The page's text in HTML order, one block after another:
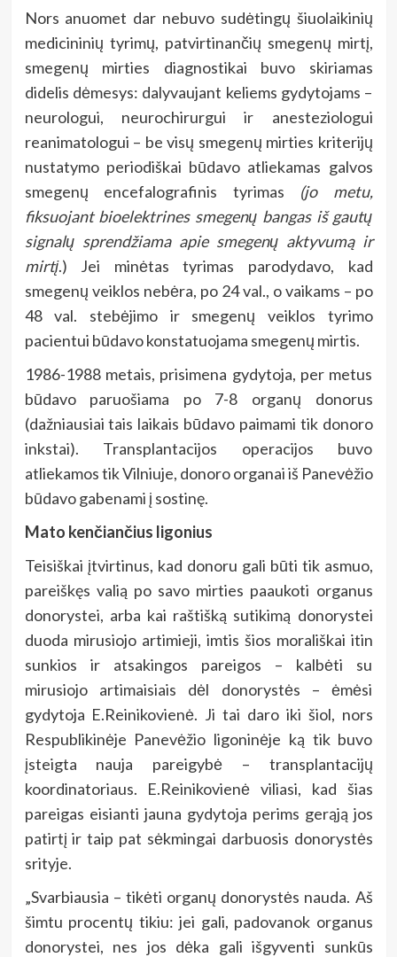
Nors anuomet dar nebuvo sudėtingų šiuolaikinių
medicininių tyrimų, patvirtinančių smegenų mirtį,
smegenų mirties diagnostikai buvo skiriamas
didelis dėmesys: dalyvaujant keliems gydytojams –
neurologui, neurochirurgui ir anesteziologui
reanimatologui – be visų smegenų mirties kriterijų
nustatymo periodiškai būdavo atliekamas galvos
smegenų encefalografinis tyrimas (jo metu,
fiksuojant bioelektrines smegenų bangas iš gautų
signalų sprendžiama apie smegenų aktyvumą ir
mirtį.) Jei minėtas tyrimas parodydavo, kad
smegenų veiklos nebėra, po 24 val., o vaikams – po
48 val. stebėjimo ir smegenų veiklos tyrimo
pacientui būdavo konstatuojama smegenų mirtis.
1986-1988 metais, prisimena gydytoja, per metus
būdavo paruošiama po 7-8 organų donorus
(dažniausiai tais laikais būdavo paimami tik donoro
inkstai). Transplantacijos operacijos buvo
atliekamos tik Vilniuje, donoro organai iš Panevėžio
būdavo gabenami į sostinę.
Mato kenčiančius ligonius
Teisiškai įtvirtinus, kad donoru gali būti tik asmuo,
pareiškęs valią po savo mirties paaukoti organus
donorystei, arba kai raštišką sutikimą donorystei
duoda mirusiojo artimieji, imtis šios morališkai itin
sunkios ir atsakingos pareigos – kalbėti su
mirusiojo artimaisiais dėl donorystės – ėmėsi
gydytoja E.Reinikovienė. Ji tai daro iki šiol, nors
Respublikinėje Panevėžio ligoninėje ką tik buvo
įsteigta nauja pareigybė – transplantacijų
koordinatoriaus. E.Reinikovienė viliasi, kad šias
pareigas eisianti jauna gydytoja perims gerąją jos
patirtį ir taip pat sėkmingai darbuosis donorystės
srityje.
„Svarbiausia – tikėti organų donorystės nauda. Aš
šimtu procentų tikiu: jei gali, padovanok organus
donorystei, nes jos dėka gali išgyventi sunkūs